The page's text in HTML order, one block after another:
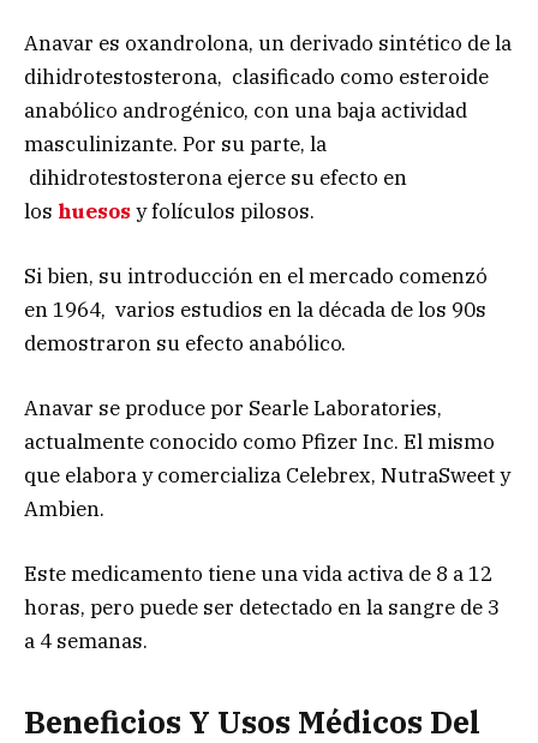
Anavar es oxandrolona, un derivado sintético de la
dihidrotestosterona, clasificado como esteroide
anabólico androgénico, con una baja actividad
masculinizante. Por su parte, la
dihidrotestosterona ejerce su efecto en
los huesos y folículos pilosos.
Si bien, su introducción en el mercado comenzó
en 1964, varios estudios en la década de los 90s
demostraron su efecto anabólico.
Anavar se produce por Searle Laboratories,
actualmente conocido como Pfizer Inc. El mismo
que elabora y comercializa Celebrex, NutraSweet y
Ambien.
Este medicamento tiene una vida activa de 8 a 12
horas, pero puede ser detectado en la sangre de 3
a 4 semanas.
Beneficios Y Usos Médicos Del